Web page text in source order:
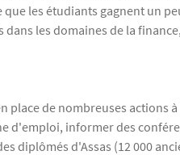
les étudiants gagnent un
les domaines de la
de nombreuses actions
d'emploi, informer des
diplômés d'Assas (12 000